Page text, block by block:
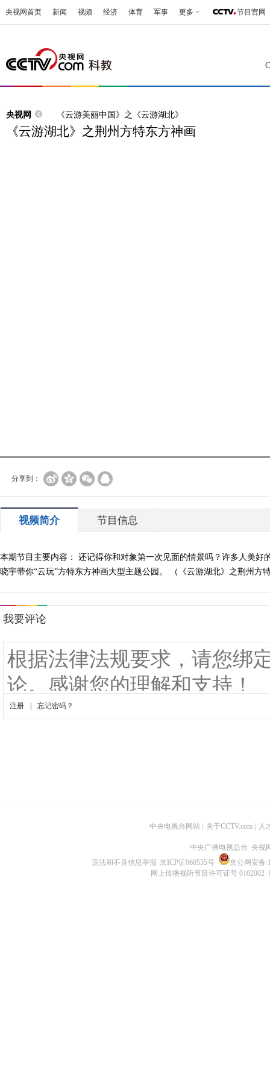
央视网首页 新闻 视频 经济 体育 军事 更多 节目官网
央视网 《云游美丽中国》之《云游湖北》
《云游湖北》之荆州方特东方神画
分享到：
视频简介 节目信息
本期节目主要内容： 还记得你和对象第一次见面的情景吗？许多人美
晓宇带你“云玩”方特东方神画大型主题公园。 （《云游湖北》之荆州方
中央电视台网站 关于CCTV.com 人
中央广播电视总台 央视
违法和不良信息举报 京ICP证060535号
京公网安备
网上传播视听节目许可证号 0102002